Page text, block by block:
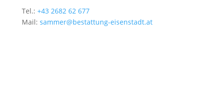
Tel.: +43 2682 62 677
Mail: sammer@bestattung-eisenstadt.at